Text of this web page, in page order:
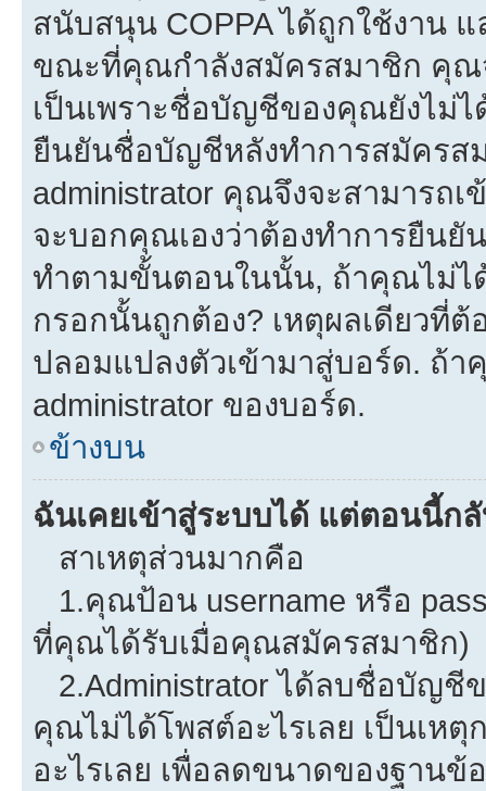
สนับสนุน COPPA ได้ถูกใช้งาน
ขณะที่คุณกำลังสมัครสมาชิก คุณ
เป็นเพราะชื่อบัญชีของคุณยังไม่
ยืนยันชื่อบัญชีหลังทำการสมัครส
administrator คุณจึงจะสามารถ
จะบอกคุณเองว่าต้องทำการยืน
ทำตามขั้นตอนในนั้น, ถ้าคุณไม่ไ
กรอกนั้นถูกต้อง? เหตุผลเดียวที่
ปลอมแปลงตัวเข้ามาสู่บอร์ด. ถ้
administrator ของบอร์ด.
ข้างบน
ฉันเคยเข้าสู่ระบบได้ แต่ตอนนี้ก
สาเหตุส่วนมากคือ
1.คุณป้อน username หรือ
ที่คุณได้รับเมื่อคุณสมัครสมาชิก)
2.Administrator ได้ลบชื่อบัญชี
คุณไม่ได้โพสต์อะไรเลย เป็นเห
อะไรเลย เพื่อลดขนาดของฐาน